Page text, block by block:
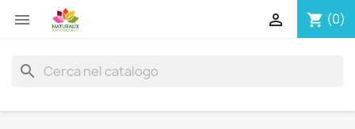
 shopping_cart (0)

search